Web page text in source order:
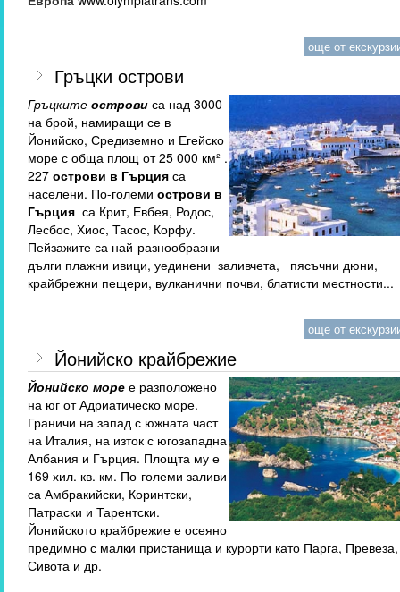
още от
Гръцки острови
Гръцките острови са над 3000
на брой, намиращи се в
Йонийско, Средиземно и Егейско
море с обща площ от 25 000 км² .
227острови в Гърция са
населени. По-големиострови в
Гърция са Крит, Евбея, Родос,
Лесбос, Хиос, Тасос, Корфу.
Пейзажите са най-разнообразни -
дълги плажни ивици, уединени заливчета, пясъчни дюни,
крайбрежни пещери, вулканични почви, блатисти местности...
още от
Йонийско крайбрежие
Йонийско море е разположено
на юг от Адриатическо море.
Граничи на запад с южната част
на Италия, на изток с югозападна
Албания и Гърция. Площта му е
169 хил. кв. км. По-големи заливи
са Амбракийски, Коринтски,
Патраски и Тарентски.
Йонийското крайбрежие е осеяно
предимно с малки пристанища и курорти като Парга, Превеза,
Сивота и др.